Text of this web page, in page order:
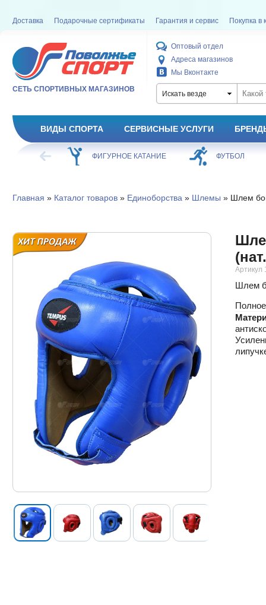
Доставка Подарочные сертификаты Гарантия и сервис Покупка в
СЕТЬ СПОРТИВНЫХ МАГАЗИНОВ
Оптовый отдел
Адреса магазинов
Мы Вконтакте
Искать везде
ВИДЫ СПОРТА СЕРВИСНЫЕ УСЛУГИ
ХОККЕЙ ФИГУРНОЕ КАТАНИЕ ФУТБОЛ
Главная » Каталог товаров» Единоборства » Шлемы » Шлем
Артикул
Шлем